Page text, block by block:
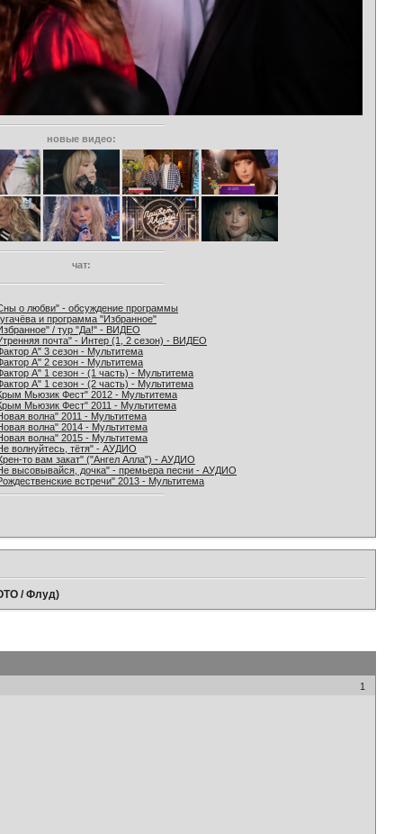
новые видео:
чат:
о любви" - обсуждение программы
и программа "Избранное"
/ тур "Да!" - ВИДЕО
почта" - Интер (1, 2 сезон) - ВИДЕО
А" 3 сезон - Мультитема
А" 2 сезон - Мультитема
А" 1 сезон - (1 часть) - Мультитема
А" 1 сезон - (2 часть) - Мультитема
Мьюзик Фест" 2012 - Мультитема
Мьюзик Фест" 2011 - Мультитема
волна" 2011 - Мультитема
волна" 2014 - Мультитема
волна" 2015 - Мультитема
волнуйтесь, тётя" - АУДИО
то вам закат" ("Ангел Алла") - АУДИО
высовывайся, дочка" - премьера песни - АУДИО
встречи" 2013 - Мультитема
/ Флуд)
1